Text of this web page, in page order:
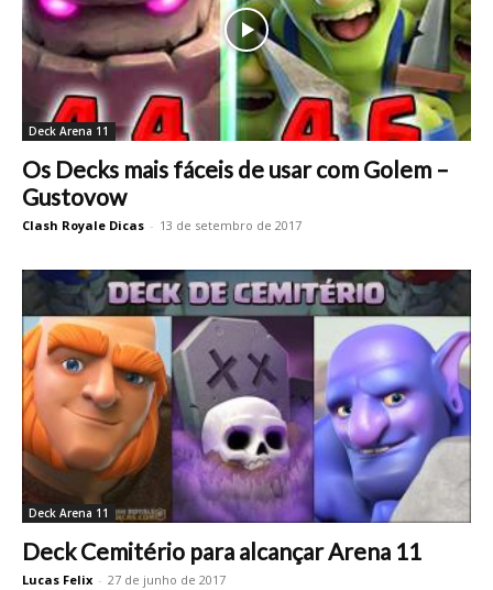
Deck Arena 11
Os Decks mais fáceis de usar com Golem –
Gustovow
Clash Royale Dicas - 13 de setembro de 2017
Deck Arena 11
Deck Cemitério para alcançar Arena 11
Lucas Felix - 27 de junho de 2017